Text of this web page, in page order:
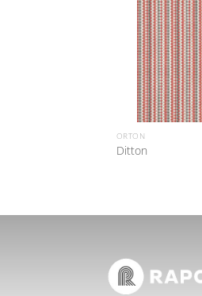
ORTON
Ditton